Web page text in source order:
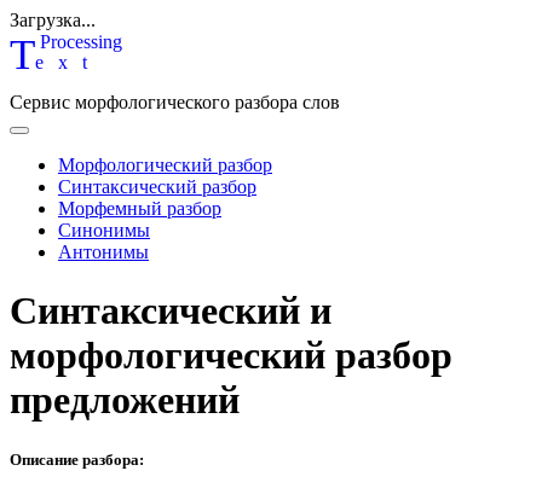
Загрузка...
Text
Processing
Сервис морфологического разбора слов
Морфологический разбор
Синтаксический разбор
Морфемный разбор
Синонимы
Антонимы
Синтаксический и
морфологический разбор
предложений
Описание разбора: